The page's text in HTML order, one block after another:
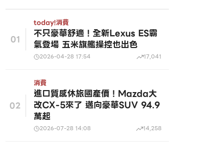
01
today!消費
不只豪華舒適！全新Lexus ES霸
氣登場 五米旗艦操控也出色
2026-04-28 17:54 17,041
02
消費
進口質感休旅國產價！Mazda大
改CX-5來了 邁向豪華SUV 94.9
萬起
2026-07-28 14:08 14,258